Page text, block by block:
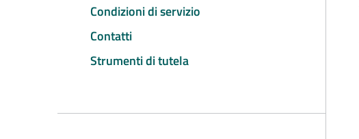
Condizioni di servizio
Contatti
Strumenti di tutela